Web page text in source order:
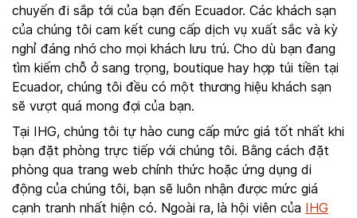
chuyến đi sắp tới của bạn đến Ecuador. Các khách sạn
của chúng tôi cam kết cung cấp dịch vụ xuất sắc và kỳ
nghỉ đáng nhớ cho mọi khách lưu trú. Cho dù bạn đang
tìm kiếm chỗ ở sang trọng, boutique hay hợp túi tiền tại
Ecuador, chúng tôi đều có một thương hiệu khách sạn
sẽ vượt quá mong đợi của bạn.
Tại IHG, chúng tôi tự hào cung cấp mức giá tốt nhất khi
bạn đặt phòng trực tiếp với chúng tôi. Bằng cách đặt
phòng qua trang web chính thức hoặc ứng dụng di
động của chúng tôi, bạn sẽ luôn nhận được mức giá
cạnh tranh nhất hiện có. Ngoài ra, là hội viên của IHG